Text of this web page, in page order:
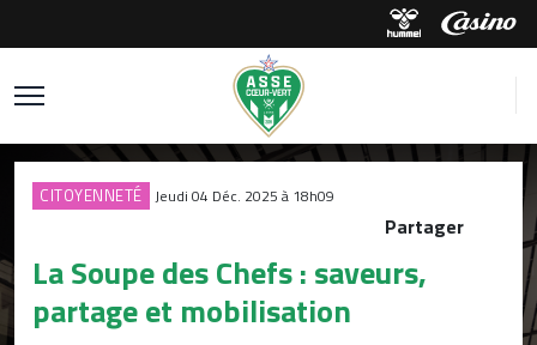
CITOYENNETÉ Jeudi 04 Déc. 2025 à 18h09
Partager
La Soupe des Chefs : saveurs,
partage et mobilisation